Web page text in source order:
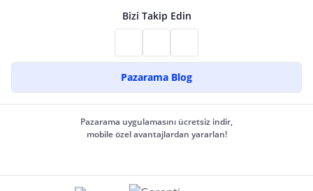
Bizi Takip Edin
Pazarama Blog
Pazarama uygulamasını ücretsiz indir,
mobile özel avantajlardan yararlan!